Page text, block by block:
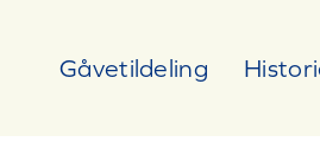
Gåvetildeling